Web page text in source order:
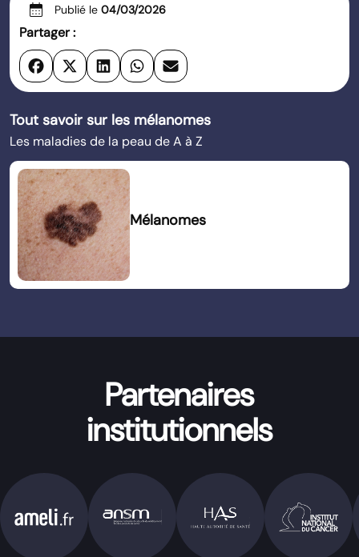
calendar_month Publié le 04/03/2026
Partager :
Tout savoir sur les mélanomes
Les maladies de la peau de A à Z
Mélanomes
Partenaires
institutionnels